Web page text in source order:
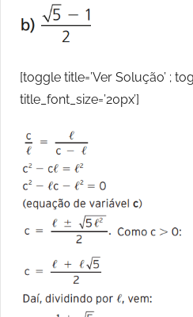
[toggle title=’Ver Solução’ ;
title_font_size=’20px’]